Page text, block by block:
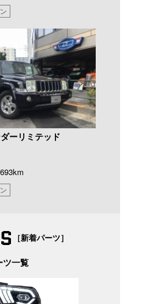
ーリミテッド
［新着パーツ］
ツ一覧